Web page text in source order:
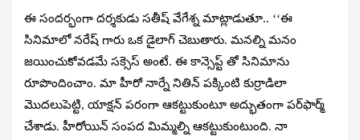
ఈ సందర్భంగా దర్శకుడు సతీష్ వేగేశ్న మాట్లాడుతూ.. ‘‘ఈ
సినిమాలో నరేష్ గారు ఒక డైలాగ్ చెబుతారు. మనల్ని మనం
జయించుకోవడమే సక్సెస్ అంటే. ఈ కాన్సెప్ట్ తో సినిమాను
రూపొందించాం. మా హీరో నార్నే నితిన్ పక్కింటి కుర్రాడిలా
మొదలుపెట్టి, యాక్షన్ పరంగా ఆకట్టుకుంటూ అద్భుతంగా పర్‌ఫార్మ్
చేశాడు. హీరోయిన్ సంపద మిమ్మల్ని ఆకట్టుకుంటుంది. నా